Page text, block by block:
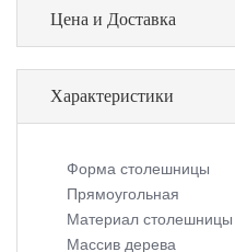
Цена и Доставка
Характеристики
Форма столешницы
Прямоугольная
Материал столешницы
Массив дерева